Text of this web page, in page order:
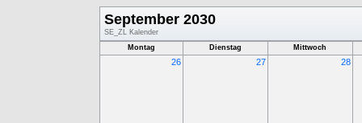
September 2030
SE_ZL Kalender
Montag
Dienstag Mittwoch
26 27 28